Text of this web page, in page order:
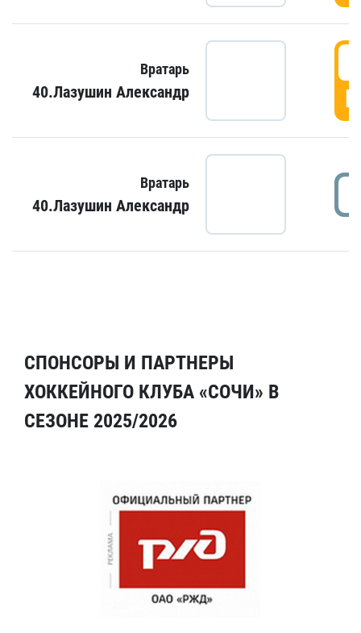
Вратарь
40.Лазушин Александр
Вратарь
40.Лазушин Александр
СПОНСОРЫ И ПАРТНЕРЫ
ХОККЕЙНОГО КЛУБА «СОЧИ» В
СЕЗОНЕ 2025/2026